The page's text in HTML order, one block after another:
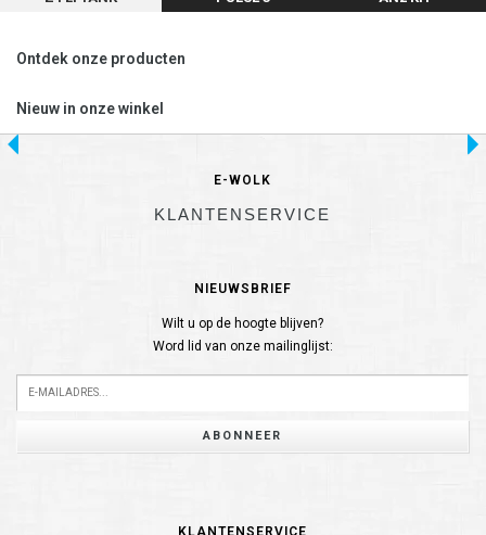
Ontdek onze producten
Nieuw in onze winkel
E-WOLK
KLANTENSERVICE
NIEUWSBRIEF
Wilt u op de hoogte blijven?
Word lid van onze mailinglijst:
ABONNEER
KLANTENSERVICE